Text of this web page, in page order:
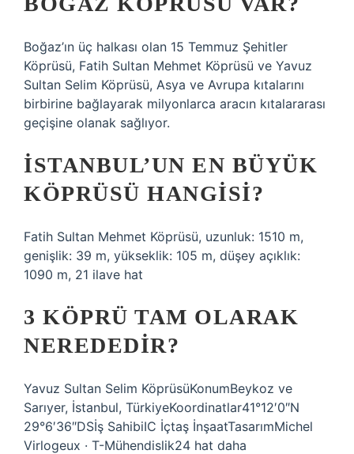
Boğaz’ın üç halkası olan 15 Temmuz Şehitler
Köprüsü, Fatih Sultan Mehmet Köprüsü ve Yavuz
Sultan Selim Köprüsü, Asya ve Avrupa kıtalarını
birbirine bağlayarak milyonlarca aracın kıtalararası
geçişine olanak sağlıyor.
İSTANBUL’UN EN BÜYÜK
KÖPRÜSÜ HANGISI?
Fatih Sultan Mehmet Köprüsü, uzunluk: 1510 m,
genişlik: 39 m, yükseklik: 105 m, düşey açıklık:
1090 m, 21 ilave hat
3 KÖPRÜ TAM OLARAK
NEREDEDIR?
Yavuz Sultan Selim KöprüsüKonumBeykoz ve
Sarıyer, İstanbul, TürkiyeKoordinatlar41°12′0″N
29°6′36″DSİş SahibiIC İçtaş İnşaatTasarımMichel
Virlogeux · T-Mühendislik24 hat daha